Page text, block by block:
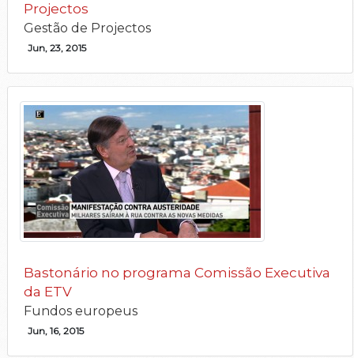
Projectos
Gestão de Projectos
Jun, 23, 2015
Bastonário no programa Comissão Executiva
da ETV
Fundos europeus
Jun, 16, 2015